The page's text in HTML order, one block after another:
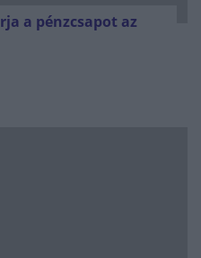
a pénzcsapot az